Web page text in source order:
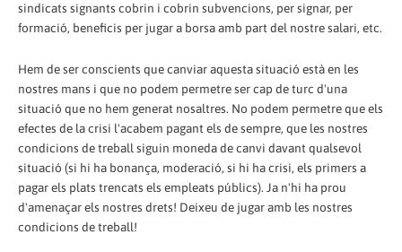
sindicats signants cobrin i cobrin subvencions, per signar, per
formació, beneficis per jugar a borsa amb part del nostre salari, etc.
Hem de ser conscients que canviar aquesta situació està en les
nostres mans i que no podem permetre ser cap de turc d'una
situació que no hem generat nosaltres. No podem permetre que els
efectes de la crisi l'acabem pagant els de sempre, que les nostres
condicions de treball siguin moneda de canvi davant qualsevol
situació (si hi ha bonança, moderació, si hi ha crisi, els primers a
pagar els plats trencats els empleats públics). Ja n'hi ha prou
d'amenaçar els nostres drets! Deixeu de jugar amb les nostres
condicions de treball!